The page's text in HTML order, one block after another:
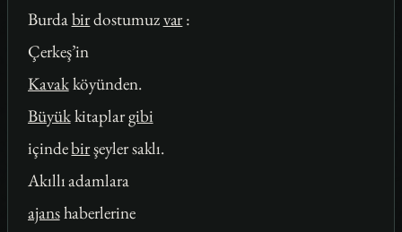
Burdabirdostumuzvar:
Çerkeş’in
Kavakköyünden.
Büyükkitaplargibi
içindebirşeyler saklı.
Akıllı adamlara
ajanshaberlerine